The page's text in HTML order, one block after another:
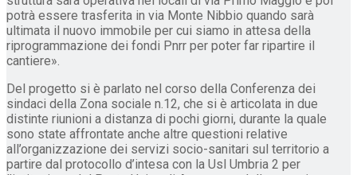
potrà essere trasferita in via Monte Nibbio quando sarà
ultimata il nuovo immobile per cui siamo in attesa della
riprogrammazione dei fondi Pnrr per poter far ripartire il
cantiere».
Del progetto si è parlato nel corso della Conferenza dei
sindaci della Zona sociale n.12, che si è articolata in due
distinte riunioni a distanza di pochi giorni, durante la quale
sono state affrontate anche altre questioni relative
all’organizzazione dei servizi socio-sanitari sul territorio a
partire dal protocollo d’intesa con la Usl Umbria 2 per